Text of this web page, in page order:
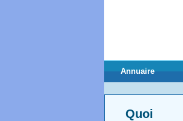
Annuaire
Quoi